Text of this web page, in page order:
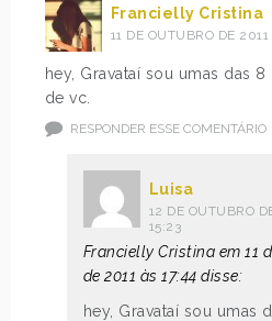
Francielly Cristina
11 DE OUTUBRO DE 2011
hey, Gravataí sou umas das
de vc.
RESPONDER ESSE COMENTÁRIO
Luisa
12 DE OUTUBRO
15:23
Francielly Cristina em 11
de 2011 às 17:44 disse:
hey, Gravataí sou umas